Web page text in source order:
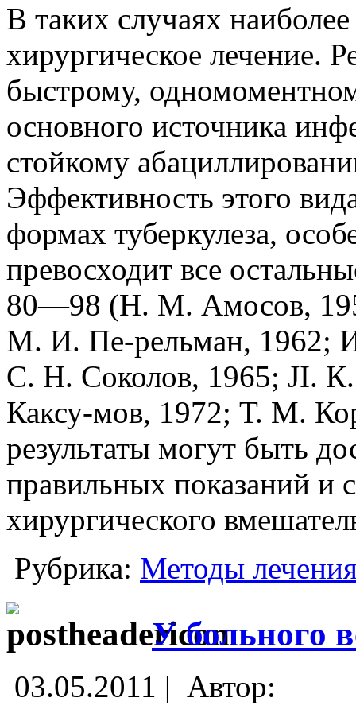
В таких случаях
хирургическое лечение.
быстрому,
основного источника
стойкому
Эффективность этого
формах туберкулеза,
превосходит все
80—98 (Н. М. Амосов,
М. И. Пе-рельман, 1962;
С. Н. Соколов, 1965; JI.
Каксу-мов, 1972; Т. М.
результаты могут быть
правильных показаний и
хирургического
Рубрика: Методы
У больного
03.05.2011 | Автор: